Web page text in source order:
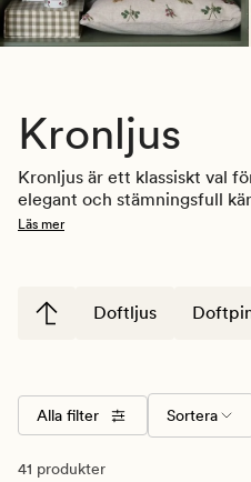
Kronljus
Kronljus är ett klassiskt val
elegant och stämningsfull
ljusstakar på matbordet, i
Läs mer
Doftljus
Alla filter Sortera
41 produkter